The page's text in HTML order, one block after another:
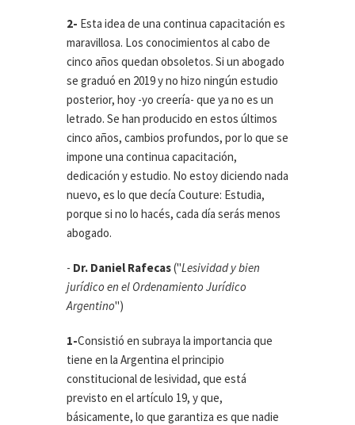
2- Esta idea de una continua capacitación es
maravillosa. Los conocimientos al cabo de
cinco años quedan obsoletos. Si un abogado
se graduó en 2019 y no hizo ningún estudio
posterior, hoy -yo creería- que ya no es un
letrado. Se han producido en estos últimos
cinco años, cambios profundos, por lo que se
impone una continua capacitación,
dedicación y estudio. No estoy diciendo nada
nuevo, es lo que decía Couture: Estudia,
porque si no lo hacés, cada día serás menos
abogado.
- Dr. Daniel Rafecas("Lesividad y bien
jurídico en el Ordenamiento Jurídico
Argentino")
1-Consistió en subraya la importancia que
tiene en la Argentina el principio
constitucional de lesividad, que está
previsto en el artículo 19, y que,
básicamente, lo que garantiza es que nadie